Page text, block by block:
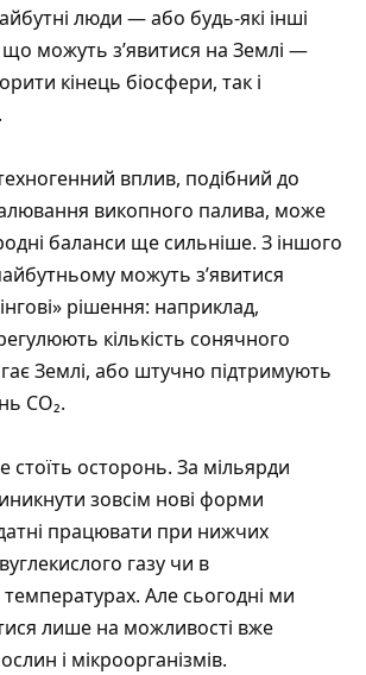
люди — або будь-які інші
що можуть з’явитися на Землі —
кінець біосфери, так і
вплив, подібний до
викопного палива, може
баланси ще сильніше. З іншого
можуть з’явитися
рішення: наприклад,
кількість сонячного
Землі, або штучно підтримують
CO₂.
стоїть осторонь. За мільярди
зовсім нові форми
працювати при нижчих
газу чи в
Але сьогодні ми
лише на можливості вже
і мікроорганізмів.